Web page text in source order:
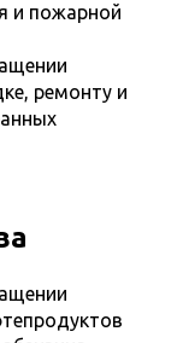
и пожарной
ремонту и